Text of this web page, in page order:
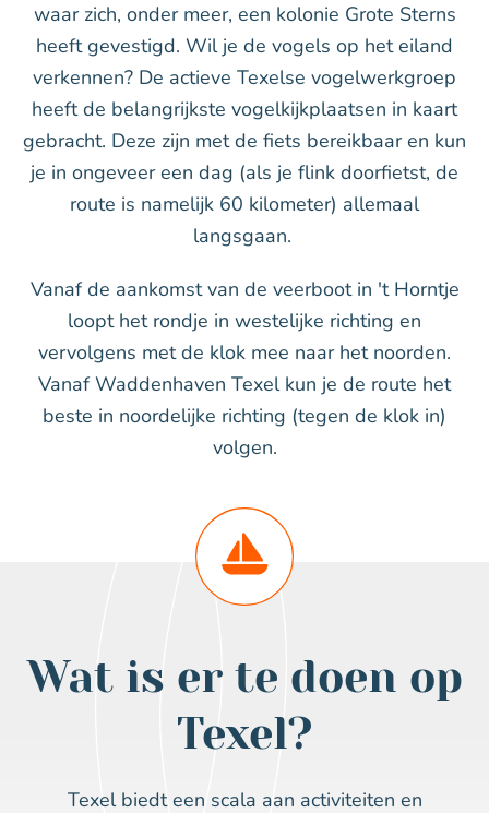
waar zich, onder meer, een kolonie Grote Sterns
heeft gevestigd. Wil je de vogels op het eiland
verkennen? De actieve Texelse vogelwerkgroep
heeft de belangrijkste vogelkijkplaatsen in kaart
gebracht. Deze zijn met de fiets bereikbaar en kun
je in ongeveer een dag (als je flink doorfietst, de
route is namelijk 60 kilometer) allemaal
langsgaan.
Vanaf de aankomst van de veerboot in 't Horntje
loopt het rondje in westelijke richting en
vervolgens met de klok mee naar het noorden.
Vanaf Waddenhaven Texel kun je de route het
beste in noordelijke richting (tegen de klok in)
volgen.
Wat is er te doen op
Texel?
Texel biedt een scala aan activiteiten en